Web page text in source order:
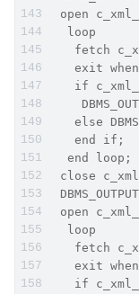
open
  loop
fetch
exit
if
else
   end if;
  end loop;
close
open
  loop
fetch
exit
if